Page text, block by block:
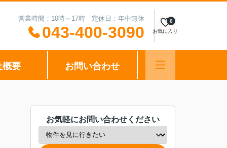
営業時間：10時～17時 定休日：年中無休
043-400-3090 お気に入り
0
概要 お問い合わせ
お気軽にお問い合わせください